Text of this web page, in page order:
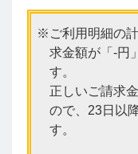
ご利用明細の
求金額が「-円
す。
正しいご請求
ので、23日以
す。